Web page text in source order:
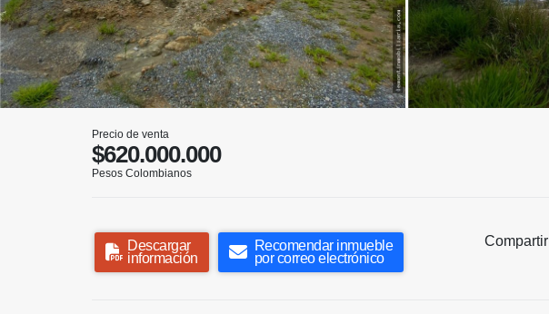
Precio de venta
$620.000.000
Pesos Colombianos
Descargar
información
Recomendar inmueble
por correo electrónico
Compartir